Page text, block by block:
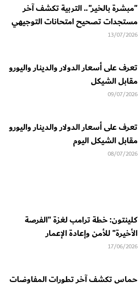
"مبشرة بالخير".. التربية تكشف آخر
مستجدات تصحيح امتحانات التوجيهي
13/07/2026
تعرف على أسعار الدولار والدينار واليورو
مقابل الشيكل
09/07/2026
تعرف على أسعار الدولار والدينار واليورو
مقابل الشيكل اليوم
08/07/2026
كلينتون: خطة ترامب لغزة "الفرصة
الأخيرة" للأمن وإعادة الإعمار
17/06/2026
حماس تكشف آخر تطورات المفاوضات